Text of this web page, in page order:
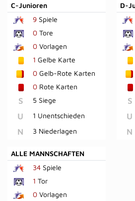
C-Junioren
9 Spiele
0 Tore
0 Vorlagen
1 Gelbe Karte
0 Gelb-Rote Karten
0 Rote Karten
S 5 Siege
U 1 Unentschieden
N 3 Niederlagen
D-
S
U
N
ALLE MANNSCHAFTEN
34 Spiele
1 Tor
0 Vorlagen